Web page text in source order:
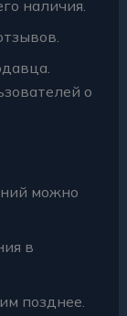
наличия.
о
можно
в
позднее.